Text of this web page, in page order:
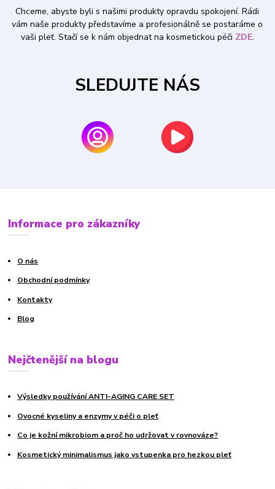
Chceme, abyste byli s našimi produkty opravdu spokojení. Rádi
vám naše produkty představíme a profesionálně se postaráme o
vaši pleť. Stačí se k nám objednat na kosmetickou péči ZDE.
SLEDUJTE NÁS
Informace pro zákazníky
O nás
Obchodní podmínky
Kontakty
Blog
Nejčtenější na blogu
Výsledky používání ANTI-AGING CARE SET
Ovocné kyseliny a enzymy v péči o pleť
Co je kožní mikrobiom a proč ho udržovat v rovnováze?
Kosmetický minimalismus jako vstupenka pro hezkou pleť